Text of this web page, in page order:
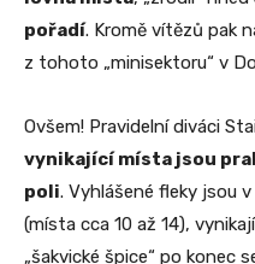
pořadí. Kromě vítězů pak
z tohoto „minisektoru“ v
Ovšem! Pravidelní diváci
vynikající místa jsou
poli. Vyhlášené fleky jsou
(místa cca 10 až 14),
„šakvické špice“ po konec